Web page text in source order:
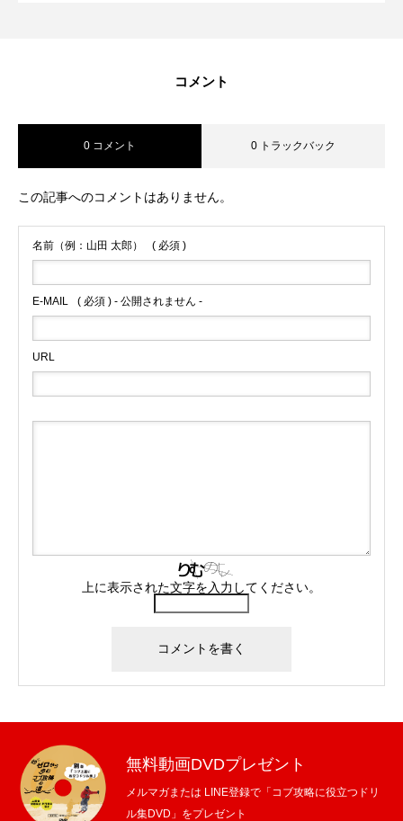
コメント
0 コメント 0 トラックバック
この記事へのコメントはありません。
名前（例：山田 太郎） ( 必須 )
E-MAIL ( 必須 ) - 公開されません -
URL
上に表示された文字を入力してください。
無料動画DVDプレゼント
メルマガまたは LINE登録で「コブ攻略に役立つドリ
ル集DVD」をプレゼント